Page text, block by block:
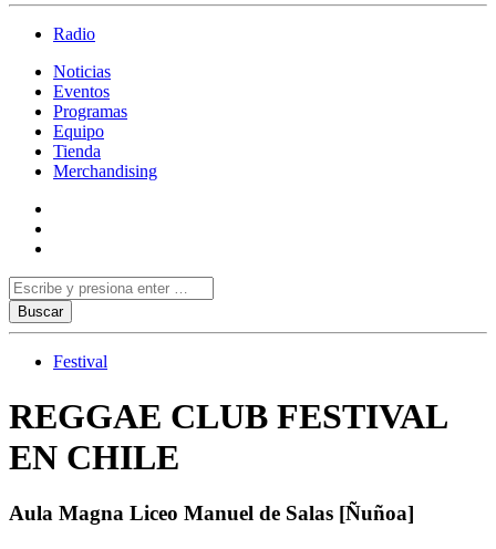
Radio
Noticias
Eventos
Programas
Equipo
Tienda
Merchandising
Festival
REGGAE CLUB FESTIVAL
EN CHILE
Aula Magna Liceo Manuel de Salas [Ñuñoa]